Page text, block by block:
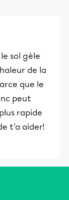
sol gèle
de la
que le
peut
rapide
t'a aider!